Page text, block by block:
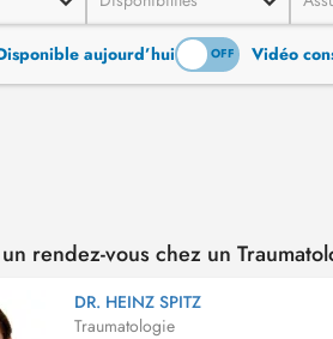
aujourd’hui
ON OFF Vidéo
rendez-vous chez un
DR. HEINZ SPITZ
Traumatologie